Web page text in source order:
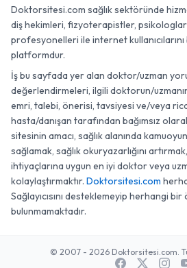
Doktorsitesi.com sağlık sektöründe
diş hekimleri, fizyoterapistler, psikologlar
profesyonelleri ile internet kullanıcılarını
platformdur.
İş bu sayfada yer alan doktor/uzman
değerlendirmeleri, ilgili doktorun/
emri, talebi, önerisi, tavsiyesi ve/veya
hasta/danışan tarafından bağımsız
sitesinin amacı, sağlık alanında
sağlamak, sağlık okuryazarlığını
ihtiyaçlarına uygun en iyi doktor veya
kolaylaştırmaktır. Doktorsitesi.com
Sağlayıcısını desteklemeyip herhangi
bulunmamaktadır.
© 2007 - 2026 Doktorsitesi.com.